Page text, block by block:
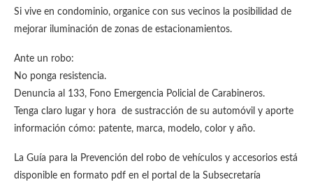
Si vive en condominio, organice con sus vecinos la posibilidad de
mejorar iluminación de zonas de estacionamientos.
Ante un robo:
No ponga resistencia.
Denuncia al 133, Fono Emergencia Policial de Carabineros.
Tenga claro lugar y hora de sustracción de su automóvil y aporte
información cómo: patente, marca, modelo, color y año.
La Guía para la Prevención del robo de vehículos y accesorios está
disponible en formato pdf en el portal de la Subsecretaría